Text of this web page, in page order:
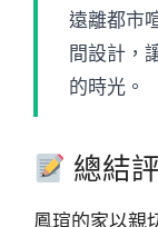
遠離都市
間設計，
的時光。
總結
鳳瑄的家以親